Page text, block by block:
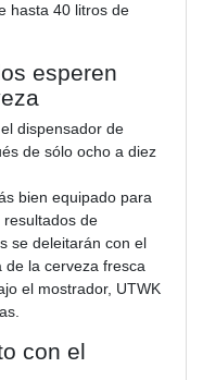
hasta 40 litros de
esperen
dispensador de
de sólo ocho a diez
bien equipado para
de
se deleitarán con el
de la cerveza fresca
el mostrador, UTWK
con el